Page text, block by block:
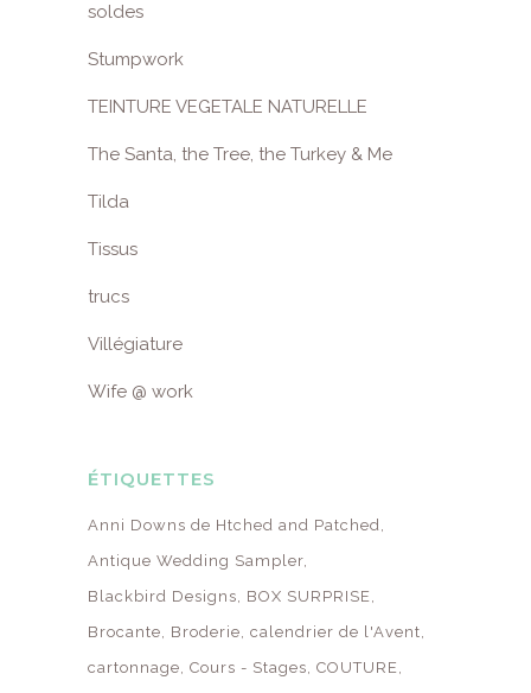
soldes
Stumpwork
TEINTURE VEGETALE NATURELLE
The Santa, the Tree, the Turkey & Me
Tilda
Tissus
trucs
Villégiature
Wife @ work
ÉTIQUETTES
Anni Downs de Htched and Patched
Antique Wedding Sampler
Blackbird Designs
BOX SURPRISE
Brocante
Broderie calendrier de l'Avent
cartonnage Cours - Stages COUTURE